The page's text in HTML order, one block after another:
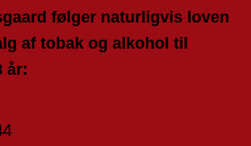
følger naturligvis loven
af tobak og alkohol til
år:
4